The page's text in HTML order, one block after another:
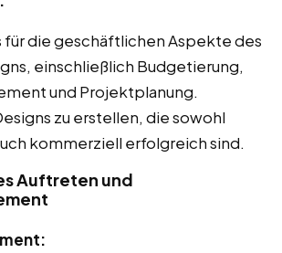
für die geschäftlichen Aspekte des
einschließlich Budgetierung,
und Projektplanung.
zu erstellen, die sowohl
kommerziell erfolgreich sind.
Auftreten und